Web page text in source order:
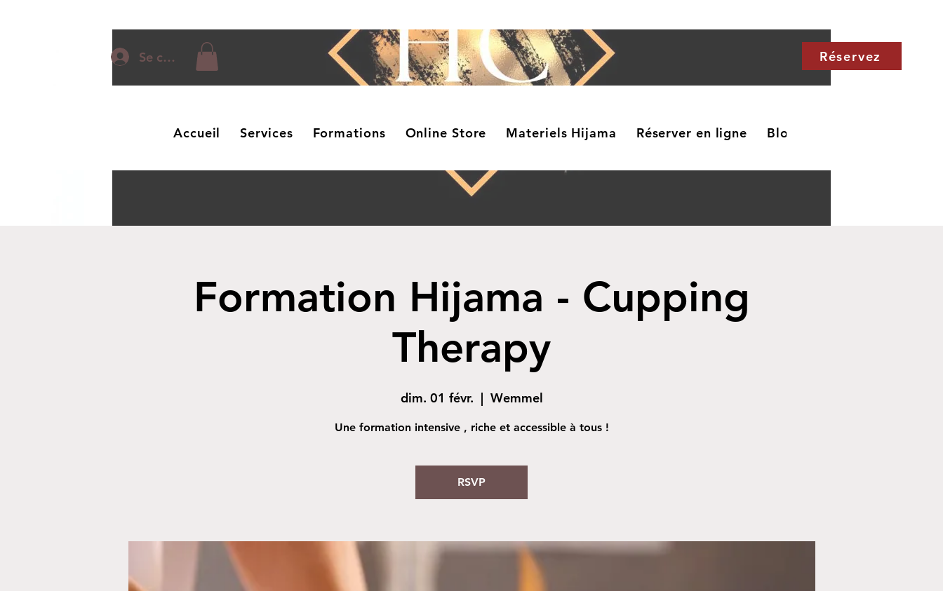
Se connecter Réservez
Accueil Services Formations Online Store Materiels Hijama Réserver en ligne Blog
Formation Hijama - Cupping
Therapy
dim. 01 févr.
  |
Wemmel
Une formation intensive , riche et accessible à tous !
RSVP